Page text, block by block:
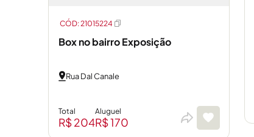
Box no bairro Exposição
Rua Dal Canale
Total
R$ 204
Aluguel
R$ 170
CÓD: 21015224